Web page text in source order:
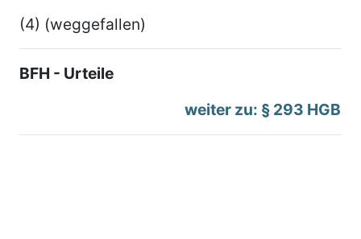
(4) (weggefallen)
BFH - Urteile
weiter zu: § 293 HGB